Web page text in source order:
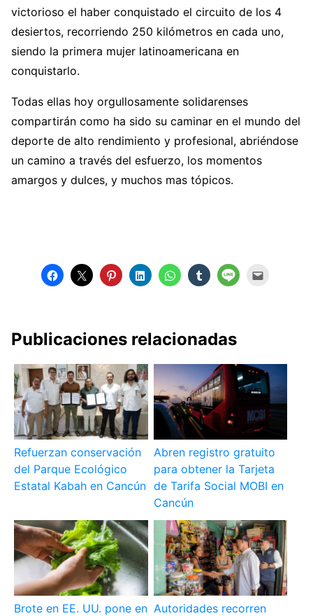
victorioso el haber conquistado el circuito de los 4
desiertos, recorriendo 250 kilómetros en cada uno,
siendo la primera mujer latinoamericana en
conquistarlo.
Todas ellas hoy orgullosamente solidarenses
compartirán como ha sido su caminar en el mundo del
deporte de alto rendimiento y profesional, abriéndose
un camino a través del esfuerzo, los momentos
amargos y dulces, y muchos mas tópicos.
Publicaciones relacionadas
Refuerzan conservación
del Parque Ecológico
Estatal Kabah en Cancún
Abren registro gratuito
para obtener la Tarjeta
de Tarifa Social MOBI en
Cancún
Brote en EE. UU. pone en Autoridades recorren